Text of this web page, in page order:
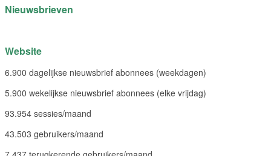
Nieuwsbrieven
Website
6.900 dagelijkse nieuwsbrief abonnees (weekdagen)
5.900 wekelijkse nieuwsbrief abonnees (elke vrijdag)
93.954 sessies/maand
43.503 gebruikers/maand